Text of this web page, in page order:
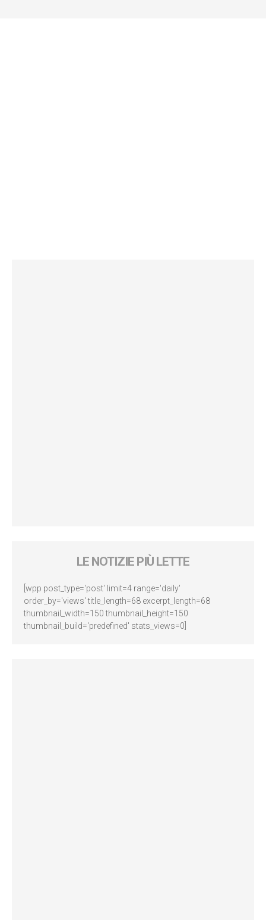
LE NOTIZIE PIÙ LETTE
[wpp post_type='post' limit=4 range='daily'
order_by='views' title_length=68 excerpt_length=68
thumbnail_width=150 thumbnail_height=150
thumbnail_build='predefined' stats_views=0]